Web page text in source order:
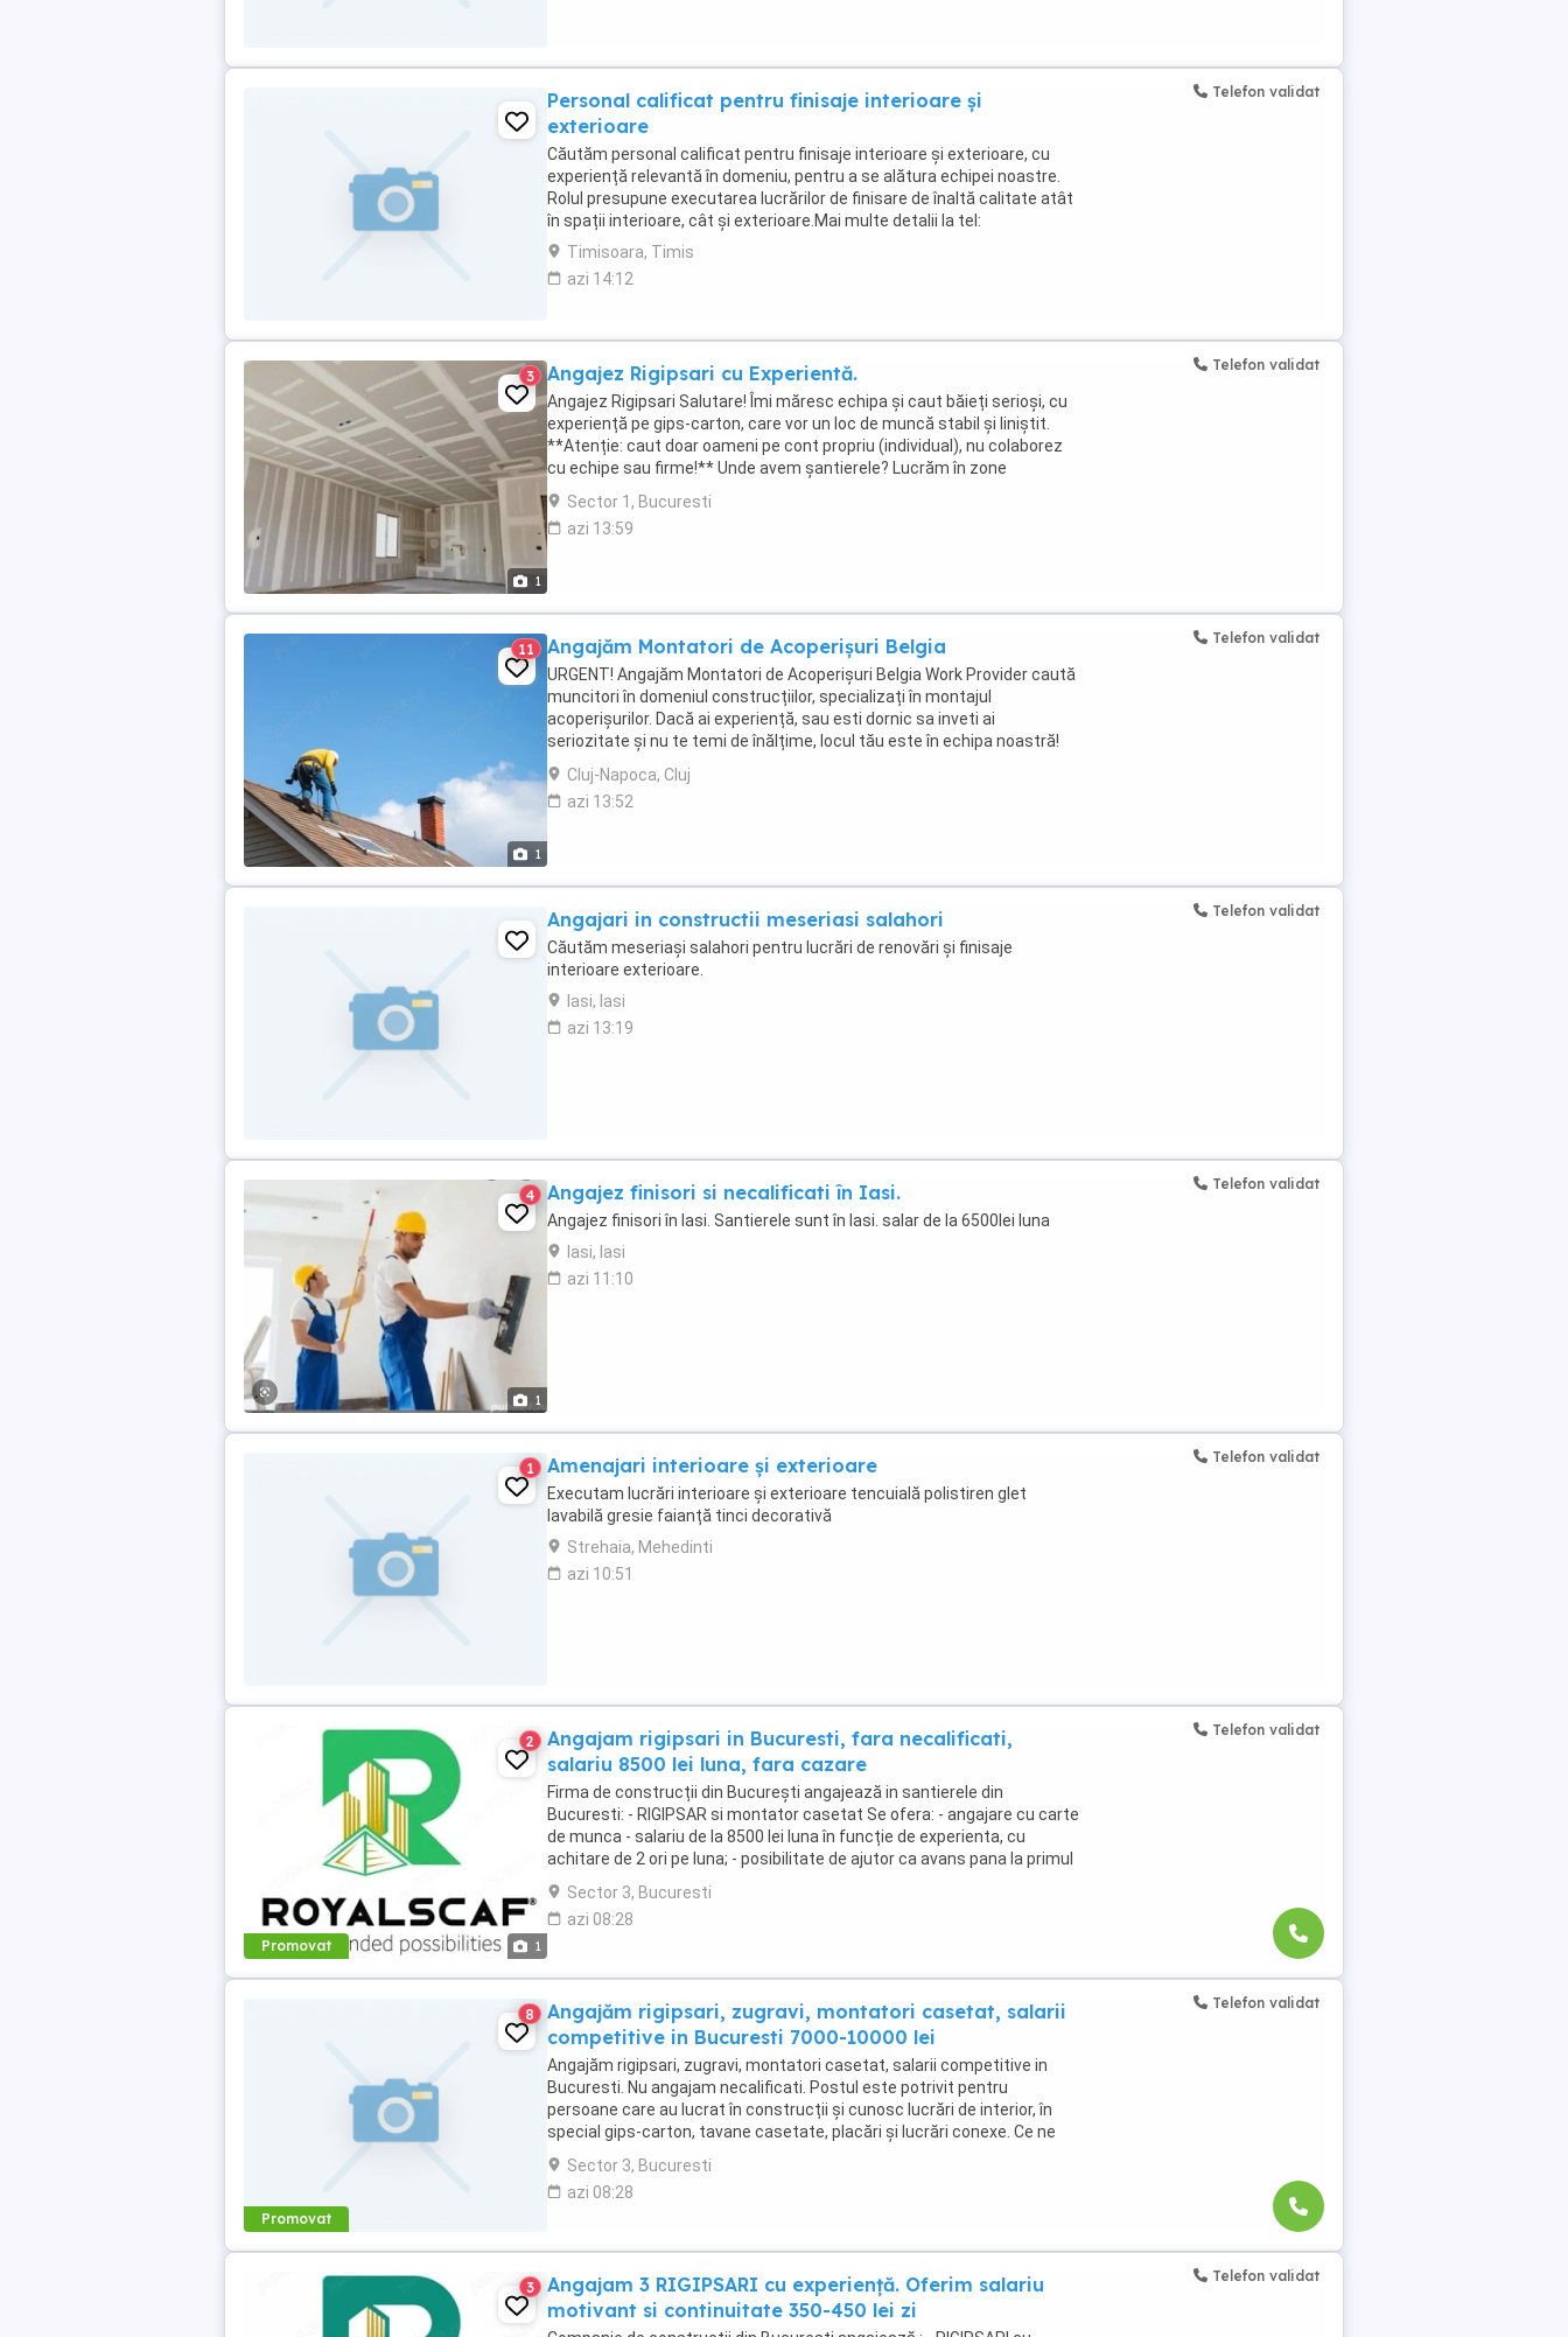
Personal calificat pentru finisaje interioare și
exterioare
Căutăm personal calificat pentru finisaje interioare și exterioare, cu
experiență relevantă în domeniu, pentru a se alătura echipei noastre.
Rolul presupune executarea lucrărilor de finisare de înaltă calitate atât
în spații interioare, cât și exterioare.Mai multe detalii la tel:
Timisoara, Timis
azi 14:12
Telefon validat
1
3 Angajez Rigipsari cu Experientă.
Angajez Rigipsari Salutare! Îmi măresc echipa și caut băieți serioși, cu
experiență pe gips-carton, care vor un loc de muncă stabil și liniștit.
**Atenție: caut doar oameni pe cont propriu (individual), nu colaborez
cu echipe sau firme!** Unde avem șantierele? Lucrăm în zone
accesibile: ...
Sector 1, Bucuresti
azi 13:59
Telefon validat
1
11 Angajăm Montatori de Acoperișuri Belgia
URGENT! Angajăm Montatori de Acoperișuri Belgia Work Provider caută
muncitori în domeniul construcțiilor, specializați în montajul
acoperișurilor. Dacă ai experiență, sau esti dornic sa inveti ai
seriozitate și nu te temi de înălțime, locul tău este în echipa noastră!
Data de incepere: imediata! ...
Cluj-Napoca, Cluj
azi 13:52
Telefon validat
Angajari in constructii meseriasi salahori
Căutăm meseriași salahori pentru lucrări de renovări și finisaje
interioare exterioare.
Iasi, Iasi
azi 13:19
Telefon validat
1
4 Angajez finisori si necalificati în Iasi.
Angajez finisori în Iasi. Santierele sunt în Iasi. salar de la 6500lei luna
Iasi, Iasi
azi 11:10
Telefon validat
1 Amenajari interioare și exterioare
Executam lucrări interioare și exterioare tencuială polistiren glet
lavabilă gresie faianță tinci decorativă
Strehaia, Mehedinti
azi 10:51
Telefon validat
Promovat 1
2
Angajam rigipsari in Bucuresti, fara necalificati,
salariu 8500 lei luna, fara cazare
Firma de construcții din București angajează in santierele din
Bucuresti: - RIGIPSAR si montator casetat Se ofera: - angajare cu carte
de munca - salariu de la 8500 lei luna în funcție de experienta, cu
achitare de 2 ori pe luna; - posibilitate de ajutor ca avans pana la primul
salariu sau intre salarii; - ...
Sector 3, Bucuresti
azi 08:28
Telefon validat
Promovat
8
Angajăm rigipsari, zugravi, montatori casetat, salarii
competitive in Bucuresti 7000-10000 lei
Angajăm rigipsari, zugravi, montatori casetat, salarii competitive in
Bucuresti. Nu angajam necalificati. Postul este potrivit pentru
persoane care au lucrat în construcții și cunosc lucrări de interior, în
special gips-carton, tavane casetate, placări și lucrări conexe. Ce ne
interesează: experiență ...
Sector 3, Bucuresti
azi 08:28
Telefon validat
3
Angajam 3 RIGIPSARI cu experiență. Oferim salariu
motivant si continuitate 350-450 lei zi
Telefon validat